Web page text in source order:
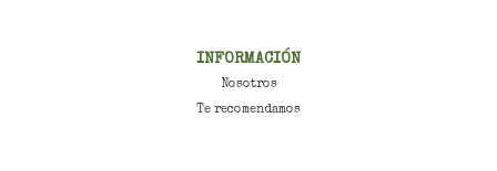
INFORMACIÓN
Nosotros
Te recomendamos